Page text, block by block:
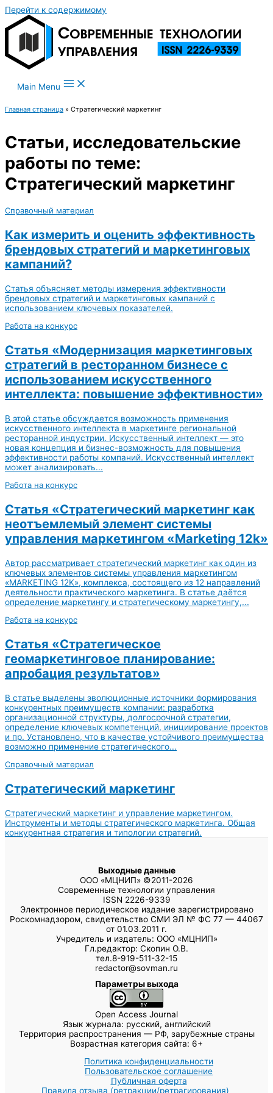
Перейти к содержимому
Main Menu
Главная страница » Стратегический маркетинг
Статьи, исследовательские
работы по теме:
Стратегический маркетинг
Справочный материал
Как измерить и оценить эффективность
брендовых стратегий и маркетинговых
кампаний?
Статья объясняет методы измерения эффективности
брендовых стратегий и маркетинговых кампаний с
использованием ключевых показателей.
Работа на конкурс
Статья «Модернизация маркетинговых
стратегий в ресторанном бизнесе с
использованием искусственного
интеллекта: повышение эффективности»
В этой статье обсуждается возможность применения
искусственного интеллекта в маркетинге региональной
ресторанной индустрии. Искусственный интеллект — это
новая концепция и бизнес-возможность для повышения
эффективности работы компаний. Искусственный интеллект
может анализировать...
Работа на конкурс
Статья «Стратегический маркетинг как
неотъемлемый элемент системы
управления маркетингом «Marketing 12k»
Автор рассматривает стратегический маркетинг как один из
ключевых элементов системы управления маркетингом
«MARKETING 12K», комплекса, состоящего из 12 направлений
деятельности практического маркетинга. В статье даётся
определение маркетингу и стратегическому маркетингу,...
Работа на конкурс
Статья «Стратегическое
геомаркетинговое планирование:
апробация результатов»
В статье выделены эволюционные источники формирования
конкурентных преимуществ компании: разработка
организационной структуры, долгосрочной стратегии,
определение ключевых компетенций, инициирование проектов
и пр. Установлено, что в качестве устойчивого преимущества
возможно применение стратегического...
Справочный материал
Стратегический маркетинг
Стратегический маркетинг и управление маркетингом.
Инструменты и методы стратегического маркетинга. Общая
конкурентная стратегия и типологии стратегий.
Выходные данные
ООО «МЦНИП» ©2011-2026
Современные технологии управления
ISSN 2226-9339
Электронное периодическое издание зарегистрировано
Роскомнадзором, свидетельство СМИ ЭЛ № ФС 77 — 44067
от 01.03.2011 г.
Учредитель и издатель: ООО «МЦНИП»
Гл.редактор: Скопин О.В.
тел.8-919-511-32-15
redactor@sovman.ru
Параметры выхода
Open Access Journal
Язык журнала: русский, английский
Территория распространения — РФ, зарубежные страны
Возрастная категория сайта: 6+
Политика конфиденциальности
Пользовательское соглашение
Публичная оферта
Правила отзыва (ретракции/ретрагирования)